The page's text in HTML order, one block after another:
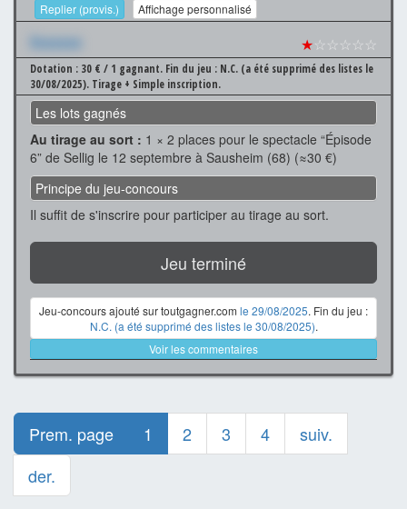
Replier (provis.) Affichage personnalisé
Xxxxxxx ★☆☆☆☆☆
Dotation : 30 € / 1 gagnant. Fin du jeu : N.C. (a été supprimé des listes le
30/08/2025). Tirage + Simple inscription.
Les lots gagnés
Au tirage au sort : 1 × 2 places pour le spectacle “Épisode
6” de Sellig le 12 septembre à Sausheim (68) (≈30 €)
Principe du jeu-concours
Il suffit de s'inscrire pour participer au tirage au sort.
Jeu terminé
Jeu-concours ajouté sur toutgagner.com le 29/08/2025. Fin du jeu :
N.C. (a été supprimé des listes le 30/08/2025).
Voir les commentaires
Prem. page 1 2 3 4
suiv.
der.